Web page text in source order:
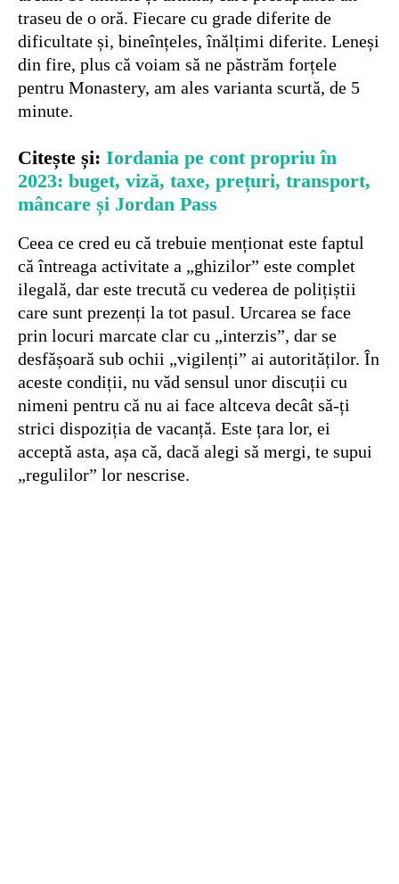
traseu de o oră. Fiecare cu grade diferite de
dificultate și, bineînțeles, înălțimi diferite. Leneși
din fire, plus că voiam să ne păstrăm forțele
pentru Monastery, am ales varianta scurtă, de 5
minute.
Citește și: Iordania pe cont propriu în
2023: buget, viză, taxe, prețuri, transport,
mâncare și Jordan Pass
Ceea ce cred eu că trebuie menționat este faptul
că întreaga activitate a „ghizilor” este complet
ilegală, dar este trecută cu vederea de polițiștii
care sunt prezenți la tot pasul. Urcarea se face
prin locuri marcate clar cu „interzis”, dar se
desfășoară sub ochii „vigilenți” ai autorităților. În
aceste condiții, nu văd sensul unor discuții cu
nimeni pentru că nu ai face altceva decât să-ți
strici dispoziția de vacanță. Este țara lor, ei
acceptă asta, așa că, dacă alegi să mergi, te supui
„regulilor” lor nescrise.